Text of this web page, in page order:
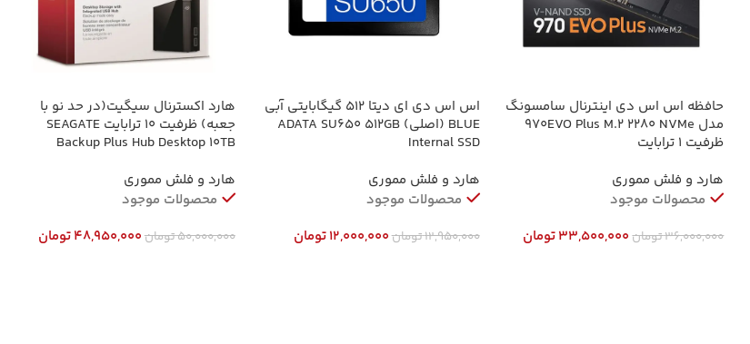
حافظه اس اس دی اینترنال سامسونگ
مدل 970EVO Plus M.2 2280 NVMe
ظرفیت 1 ترابایت
هارد و فلش مموری
محصولات موجود
36,000,000تومان 33,500,000تومان
اس اس دی ای دیتا 512 گیگابایتی آبی
BLUE (اصلی) ADATA SU650 512GB
Internal SSD
هارد و فلش مموری
محصولات موجود
12,950,000تومان12,000,000تومان
هارد اکسترنال سیگیت(در حد نو با
جعبه) ظرفیت 10 ترابایت SEAGATE
Backup Plus Hub Desktop 10TB
هارد و فلش مموری
محصولات موجود
50,000,000تومان48,950,000تومان